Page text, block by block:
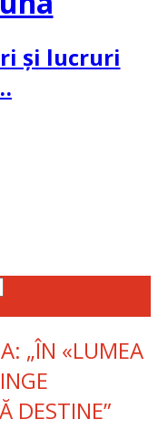
și lucruri
„ÎN «LUMEA
DESTINE”